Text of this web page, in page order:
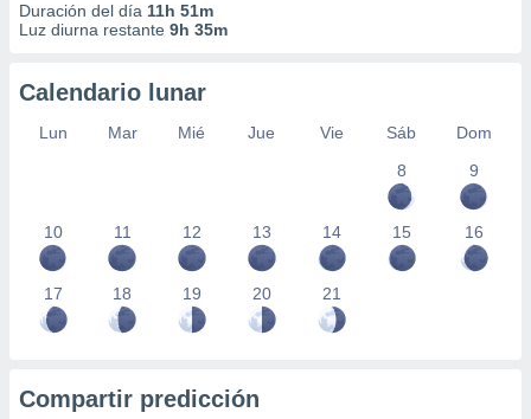
Duración del día 11h 51m
Luz diurna restante 9h 35m
Calendario lunar
Lun Mar Mié Jue Vie Sáb
Dom
8
9
10 11 12 13 14 15 16
17 18 19 20 21
Compartir predicción